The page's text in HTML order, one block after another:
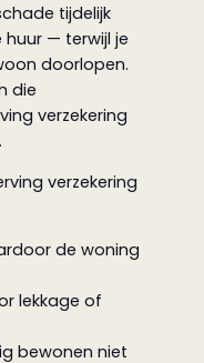
tijdelijk
— terwijl je
doorlopen.
die
verzekering
verzekering
de woning
lekkage of
bewonen niet